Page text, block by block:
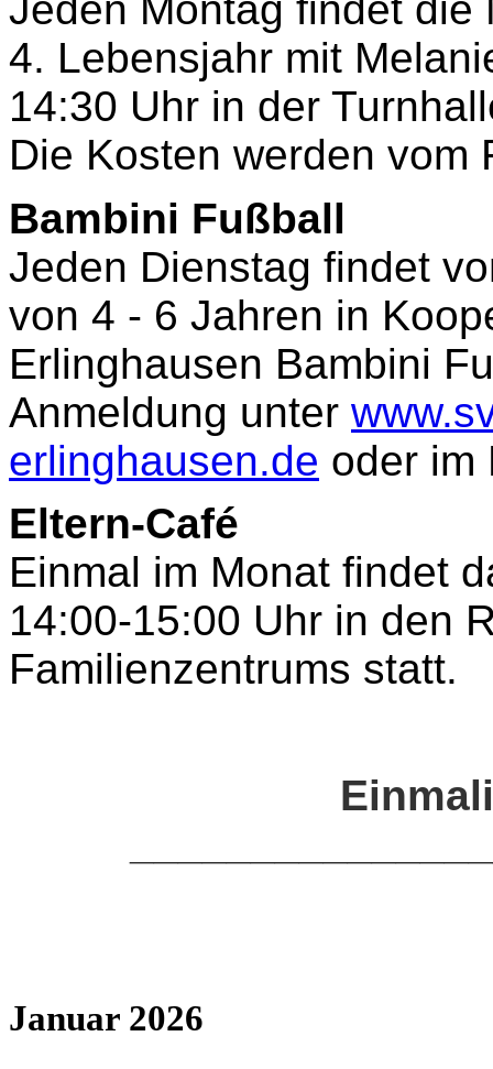
4. Lebensjahr mit
14:30 Uhr in der
Die Kosten werden vom
Bambini Fußball
Jeden Dienstag findet
von 4 - 6 Jahren in
Erlinghausen Bambini
Anmeldung unter
erlinghausen.de oder im
Eltern-Café
Einmal im Monat findet
14:00-15:00 Uhr in den
Familienzentrums statt.
Januar 2026